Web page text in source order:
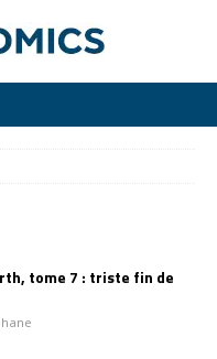
tome 7 : triste fin de